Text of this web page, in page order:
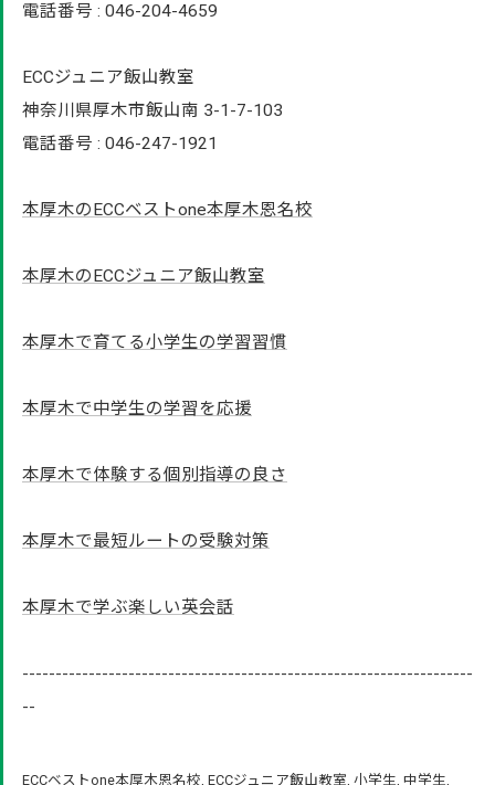
電話番号 : 046-204-4659
ECCジュニア飯山教室
神奈川県厚木市飯山南 3-1-7-103
電話番号 : 046-247-1921
本厚木のECCベストone本厚木恩名校
本厚木のECCジュニア飯山教室
本厚木で育てる小学生の学習習慣
本厚木で中学生の学習を応援
本厚木で体験する個別指導の良さ
本厚木で最短ルートの受験対策
本厚木で学ぶ楽しい英会話
--------------------------------------------------------------------
--
ECCベストone本厚木恩名校 ECCジュニア飯山教室 小学生 中学生